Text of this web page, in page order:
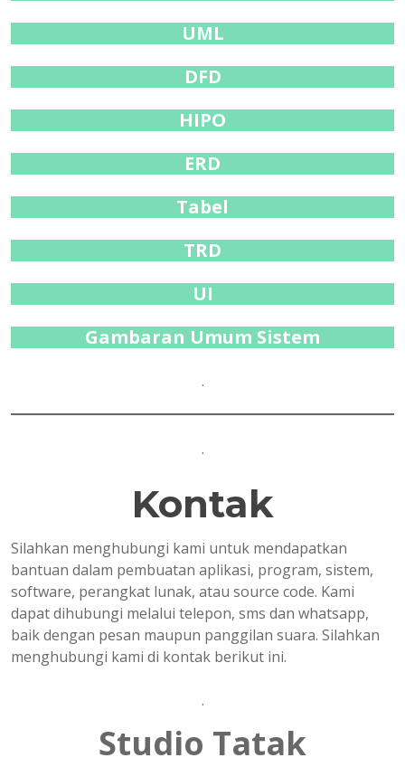
UML
DFD
HIPO
ERD
Tabel
TRD
UI
Gambaran Umum Sistem
.
.
Kontak
Silahkan menghubungi kami untuk mendapatkan
bantuan dalam pembuatan aplikasi, program, sistem,
software, perangkat lunak, atau source code. Kami
dapat dihubungi melalui telepon, sms dan whatsapp,
baik dengan pesan maupun panggilan suara. Silahkan
menghubungi kami di kontak berikut ini.
.
Studio Tatak